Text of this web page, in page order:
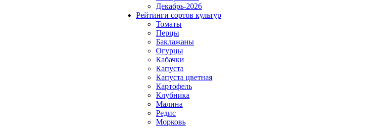
Декабрь-2026
Рейтинги сортов культур
Томаты
Перцы
Баклажаны
Огурцы
Кабачки
Капуста
Капуста цветная
Картофель
Клубника
Малина
Редис
Морковь